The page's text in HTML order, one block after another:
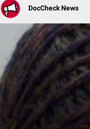
DocCheck News